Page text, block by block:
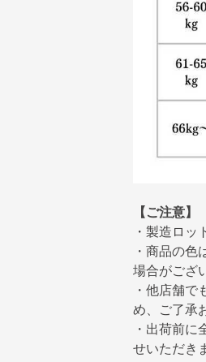
【ご注意】
・製造ロッ
・商品の
場合がござ
・他店舗
め、ご了承
・出荷前
せいただき